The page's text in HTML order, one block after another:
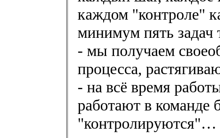
каждом "контроле"
минимум пять
- мы получаем
процесса,
- на всё время
работают в команде
"контролируются"…